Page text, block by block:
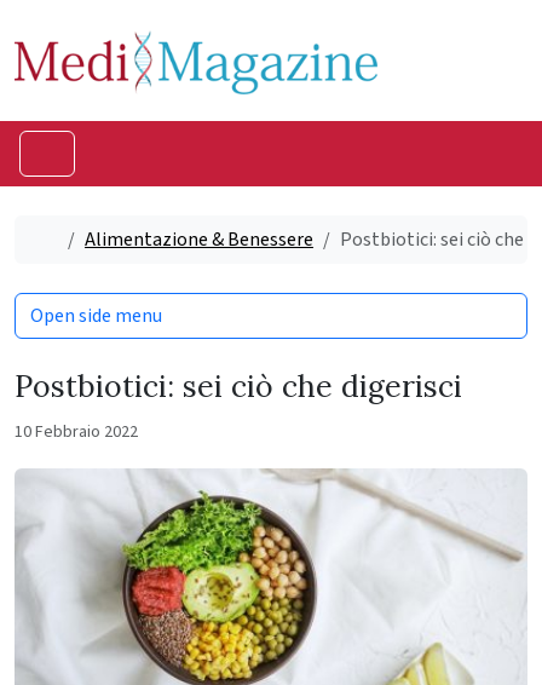
Home
Alimentazione & Benessere Postbiotici: sei ciò che
Postbiotici: sei ciò che digerisci
10 Febbraio 2022
Open side menu